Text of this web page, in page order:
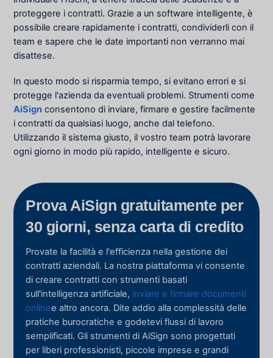
proteggere i contratti. Grazie a un software intelligente, è
possibile creare rapidamente i contratti, condividerli con il
team e sapere che le date importanti non verranno mai
disattese.
In questo modo si risparmia tempo, si evitano errori e si
protegge l'azienda da eventuali problemi. Strumenti come
AiSign consentono di inviare, firmare e gestire facilmente
i contratti da qualsiasi luogo, anche dal telefono.
Utilizzando il sistema giusto, il vostro team potrà lavorare
ogni giorno in modo più rapido, intelligente e sicuro.
Prova AiSign gratuitamente per
30 giorni, senza carta di credito
Provate la facilità e l'efficienza nella gestione dei
contratti aziendali. La nostra piattaforma vi consente
di creare contratti con strumenti basati
sull'intelligenza artificiale, inviare e firmare documenti
onlinee altro ancora. Dite addio alla complessità delle
pratiche burocratiche e godetevi flussi di lavoro
semplificati. Gli strumenti di AiSign sono progettati
per liberi professionisti, piccole imprese e grandi